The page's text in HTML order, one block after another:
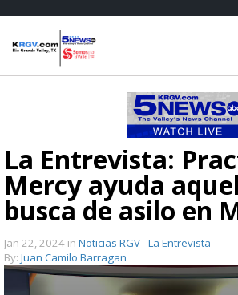
La Entrevista:
Mercy ayuda
busca de asilo en
Jan 22, 2024 in Noticias RGV - La Entrevista
By: Juan Camilo Barragan